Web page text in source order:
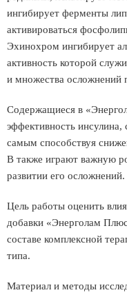
ингибирует ферменты
активироваться
Эхинохром ингибирует
активность которой
и множества осложнений
Содержащиеся в
эффективность
самым способствуя
В также играют важную
развитии его осложнений.
Цель работы оценить
добавки «Энерголам
составе комплексной
типа.
Материал и методы